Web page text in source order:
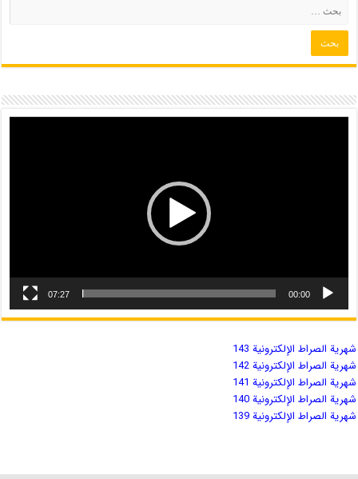
00:00
07:27
شهریة الصراط الإلكترونية 143
شهریة الصراط الإلكترونية 142
شهریة الصراط الإلكترونية 141
شهریة الصراط الإلكترونية 140
شهریة الصراط الإلكترونية 139